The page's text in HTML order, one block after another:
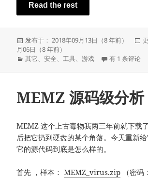
Read the rest
发
布
于
发布于： 2018年09月13日（8 年前）
发
月06日（8 年前）
分
其它、安全、工具、游戏 MCPE去除
有 1 条评论
MEMZ 源码级分析
MEMZ 这个上古毒物我两三年前就下载
后把它扔到硬盘的某个角落。今天重新
它的源代码到底是怎么样的。
首先 ，样本：MEMZ_virus.zip （密码